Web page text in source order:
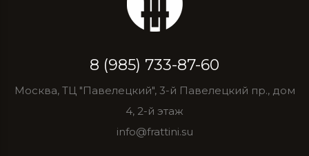
8 (985) 733-87-60
Москва, ТЦ "Павелецкий", 3-й Павелецкий пр., дом
4, 2-й этаж
info@frattini.su